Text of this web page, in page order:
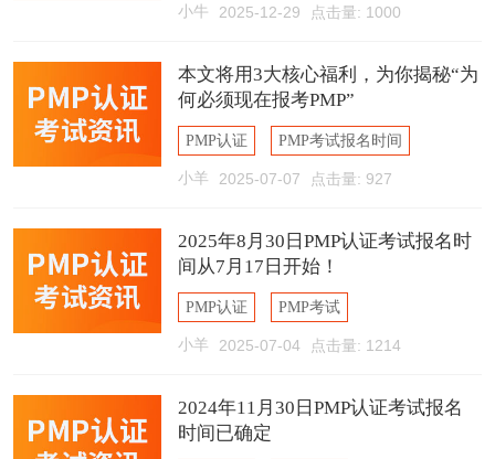
PMP报名时间
小牛 2025-12-29 点击量: 1000
本文将用3大核心福利，为你揭秘“为
何必须现在报考PMP”
PMP认证 PMP考试报名时间
PMP含金量
小羊 2025-07-07 点击量: 927
2025年8月30日PMP认证考试报名时
间从7月17日开始！
PMP认证 PMP考试
PMP考试报名时间
小羊 2025-07-04 点击量: 1214
2024年11月30日PMP认证考试报名
时间已确定